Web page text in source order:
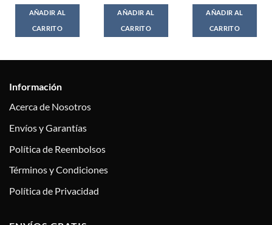
AÑADIR AL
CARRITO
AÑADIR AL
CARRITO
AÑADIR AL
CARRITO
Información
Acerca de Nosotros
Envíos y Garantías
Política de Reembolsos
Términos y Condiciones
Política de Privacidad